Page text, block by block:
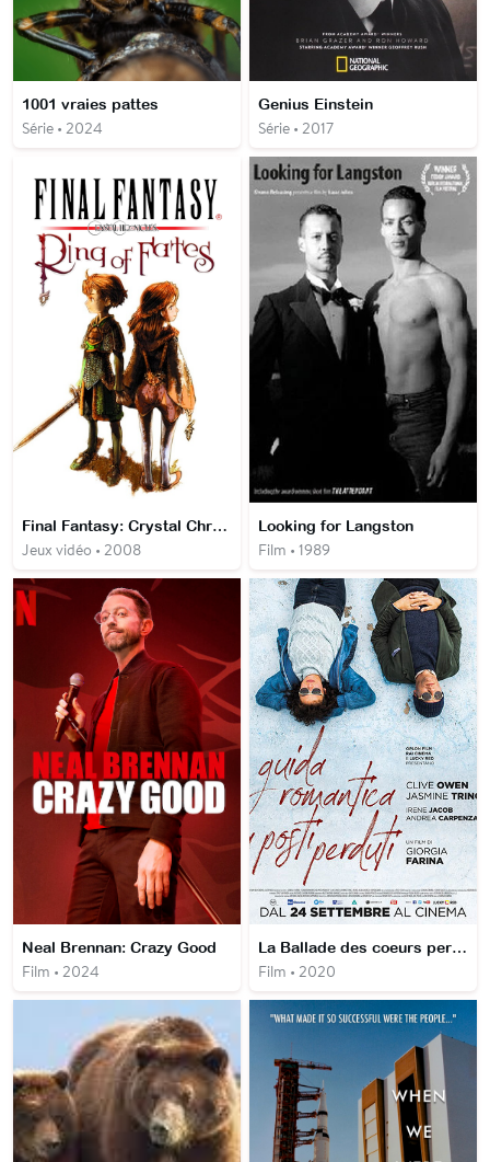
1001 vraies pattes
Série • 2024
Genius Einstein
Série • 2017
Final Fantasy: Crystal Chronicles - Ring of Fates
Jeux vidéo • 2008
Looking for Langston
Film • 1989
Neal Brennan: Crazy Good
Film • 2024
La Ballade des coeurs perdus
Film • 2020